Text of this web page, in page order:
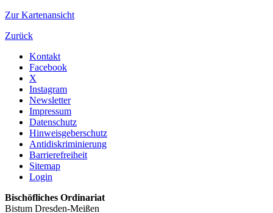
Zur Kartenansicht
Zurück
Kontakt
Facebook
X
Instagram
Newsletter
Impressum
Datenschutz
Hinweisgeberschutz
Antidiskriminierung
Barrierefreiheit
Sitemap
Login
Bischöfliches Ordinariat
Bistum Dresden-Meißen